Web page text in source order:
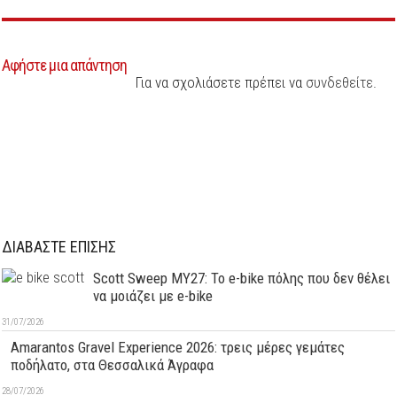
Αφήστε μια απάντηση
Για να σχολιάσετε πρέπει να συνδεθείτε.
ΔΙΑΒΑΣΤΕ ΕΠΙΣΗΣ
Scott Sweep MY27: Το e-bike πόλης που δεν θέλει
να μοιάζει με e-bike
31/07/2026
Amarantos Gravel Experience 2026: τρεις μέρες γεμάτες
ποδήλατο, στα Θεσσαλικά Άγραφα
28/07/2026